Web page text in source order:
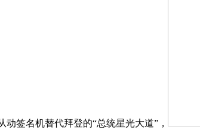
签名机替代拜登的“总统星光大道”，